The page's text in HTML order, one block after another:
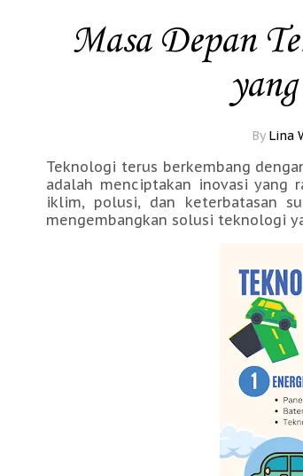
Masa Depan
By Lina
Teknologi terus berkembang
adalah menciptakan inovasi yang
iklim, polusi, dan keterbatasan
mengembangkan solusi teknologi